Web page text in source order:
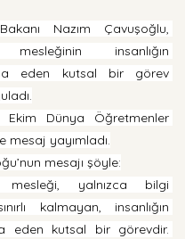
Nazım Çavuşoğlu,
mesleğinin insanlığın
eden kutsal bir görev
Ekim Dünya Öğretmenler
mesaj yayımladı.
mesajı şöyle:
mesleği, yalnızca bilgi
kalmayan, insanlığın
eden kutsal bir görevdir.